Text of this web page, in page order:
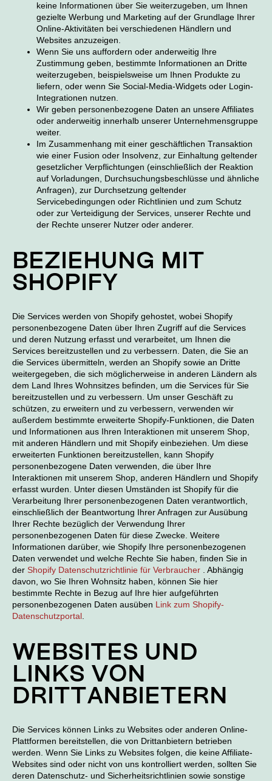
keine Informationen über Sie weiterzugeben, um Ihnen
gezielte Werbung und Marketing auf der Grundlage Ihrer
Online-Aktivitäten bei verschiedenen Händlern und
Websites anzuzeigen.
Wenn Sie uns auffordern oder anderweitig Ihre
Zustimmung geben, bestimmte Informationen an Dritte
weiterzugeben, beispielsweise um Ihnen Produkte zu
liefern, oder wenn Sie Social-Media-Widgets oder Login-
Integrationen nutzen.
Wir geben personenbezogene Daten an unsere Affiliates
oder anderweitig innerhalb unserer Unternehmensgruppe
weiter.
Im Zusammenhang mit einer geschäftlichen Transaktion
wie einer Fusion oder Insolvenz, zur Einhaltung geltender
gesetzlicher Verpflichtungen (einschließlich der Reaktion
auf Vorladungen, Durchsuchungsbeschlüsse und ähnliche
Anfragen), zur Durchsetzung geltender
Servicebedingungen oder Richtlinien und zum Schutz
oder zur Verteidigung der Services, unserer Rechte und
der Rechte unserer Nutzer oder anderer.
BEZIEHUNG MIT
SHOPIFY
Die Services werden von Shopify gehostet, wobei Shopify
personenbezogene Daten über Ihren Zugriff auf die Services
und deren Nutzung erfasst und verarbeitet, um Ihnen die
Services bereitzustellen und zu verbessern. Daten, die Sie an
die Services übermitteln, werden an Shopify sowie an Dritte
weitergegeben, die sich möglicherweise in anderen Ländern als
dem Land Ihres Wohnsitzes befinden, um die Services für Sie
bereitzustellen und zu verbessern. Um unser Geschäft zu
schützen, zu erweitern und zu verbessern, verwenden wir
außerdem bestimmte erweiterte Shopify-Funktionen, die Daten
und Informationen aus Ihren Interaktionen mit unserem Shop,
mit anderen Händlern und mit Shopify einbeziehen. Um diese
erweiterten Funktionen bereitzustellen, kann Shopify
personenbezogene Daten verwenden, die über Ihre
Interaktionen mit unserem Shop, anderen Händlern und Shopify
erfasst wurden. Unter diesen Umständen ist Shopify für die
Verarbeitung Ihrer personenbezogenen Daten verantwortlich,
einschließlich der Beantwortung Ihrer Anfragen zur Ausübung
Ihrer Rechte bezüglich der Verwendung Ihrer
personenbezogenen Daten für diese Zwecke. Weitere
Informationen darüber, wie Shopify Ihre personenbezogenen
Daten verwendet und welche Rechte Sie haben, finden Sie in
der Shopify Datenschutzrichtlinie für Verbraucher . Abhängig
davon, wo Sie Ihren Wohnsitz haben, können Sie hier
bestimmte Rechte in Bezug auf Ihre hier aufgeführten
personenbezogenen Daten ausüben Link zum Shopify-
Datenschutzportal
WEBSITES UND
LINKS VON
DRITTANBIETERN
Die Services können Links zu Websites oder anderen Online-
Plattformen bereitstellen, die von Drittanbietern betrieben
werden. Wenn Sie Links zu Websites folgen, die keine Affiliate-
Websites sind oder nicht von uns kontrolliert werden, sollten Sie
deren Datenschutz- und Sicherheitsrichtlinien sowie sonstige